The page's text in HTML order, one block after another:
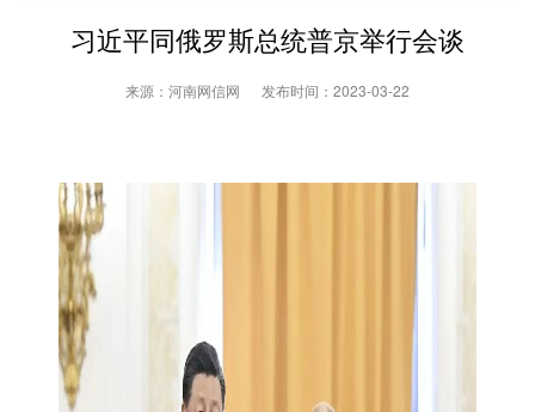
习近平同俄罗斯总统普京举行会谈
来源：河南网信网 发布时间： 2023-03-22